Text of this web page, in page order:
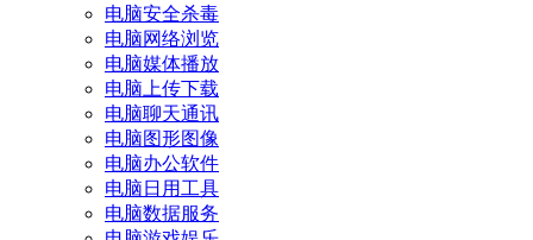
电脑安全杀毒
电脑网络浏览
电脑媒体播放
电脑上传下载
电脑聊天通讯
电脑图形图像
电脑办公软件
电脑日用工具
电脑数据服务